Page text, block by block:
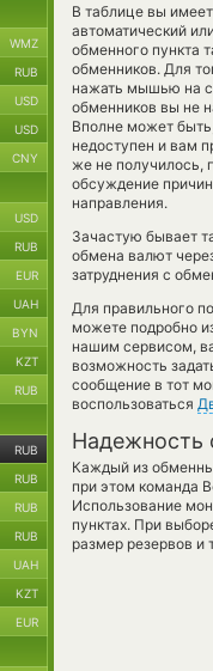
В таблице вы
автоматический
обменного пункта
обменников. Для
нажать мышью на
обменников вы не
Вполне может
недоступен и вам
же не получилось,
обсуждение
направления.
Зачастую бывает
обмена валют
затруднения с
Для правильного
можете подробно
нашим сервисом,
возможность
сообщение в тот
воспользоваться
Надежность
Каждый из
при этом команда
Использование
пунктах. При
размер резервов и
WMZ
RUB
USD
USD
CNY
USD
RUB
EUR
UAH
BYN
KZT
RUB
RUB
RUB
RUB
RUB
UAH
KZT
EUR